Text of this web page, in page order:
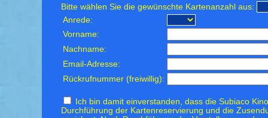
Bitte wählen Sie die gewünschte Kartenanzahl aus:
Anrede:
Vorname:
Nachname:
Email-Adresse:
Rückrufnummer (freiwillig):
Ich bin damit einverstanden, dass die Subiaco
Durchführung der Kartenreservierung und die